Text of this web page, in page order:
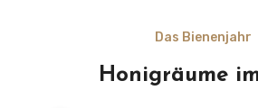
Das Bienenjahr
Honigräume